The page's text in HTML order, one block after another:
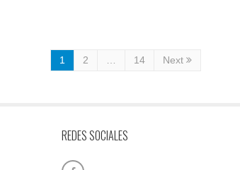
1 2 14 Next
REDES SOCIALES